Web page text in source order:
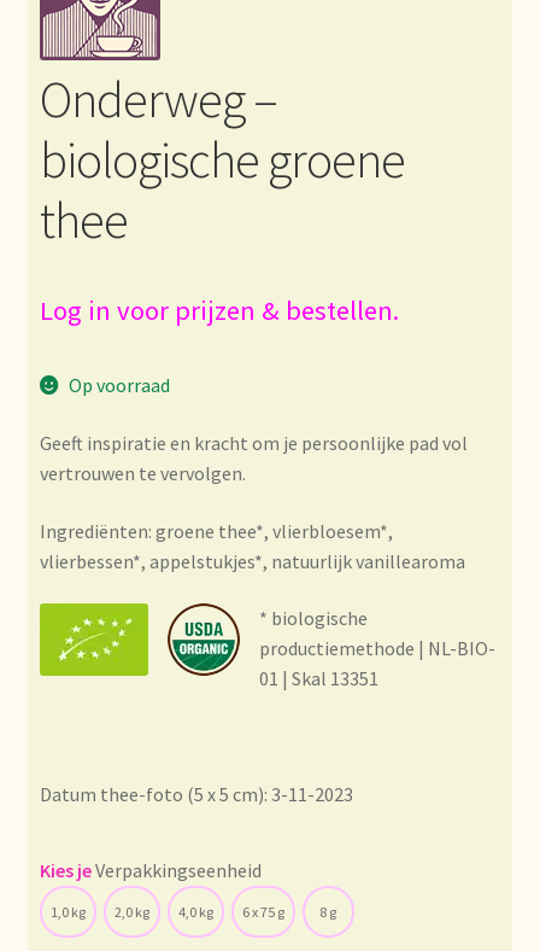
Bezahlung und Rabatte
Bienvenue dans notre commerce de gros de thé !
Bio-Zertifikate
Biologische certificaten
Commande et délai de livraison
Condiciones generales
Conditions générales
Contact
Contact
Contacto
Current price list
Onderweg –
biologische groene
thee
Log in voor prijzen & bestellen.
Op voorraad
Geeft inspiratie en kracht om je persoonlijke pad vol
vertrouwen te vervolgen.
Ingrediënten: groene thee*, vlierbloesem*,
vlierbessen*, appelstukjes*, natuurlijk vanillearoma
* biologische
productiemethode | NL-BIO-
01 | Skal 13351
Datum thee-foto (5 x 5 cm): 3-11-2023
Verpakkingseenheid
1,0 kg 2,0 kg 4,0 kg 6 x 75 g 8 g